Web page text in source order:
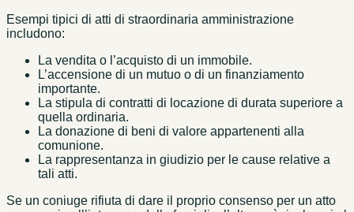
Esempi tipici di atti di straordinaria amministrazione
includono:
La vendita o l’acquisto di un immobile.
L’accensione di un mutuo o di un finanziamento
importante.
La stipula di contratti di locazione di durata superiore a
quella ordinaria.
La donazione di beni di valore appartenenti alla
comunione.
La rappresentanza in giudizio per le cause relative a
tali atti.
Se un coniuge rifiuta di dare il proprio consenso per un atto